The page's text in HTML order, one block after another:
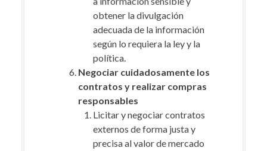
obtener la divulgación
adecuada de la información
según lo requiera la ley y la
política.
Negociar cuidadosamente los
contratos y realizar compras
responsables
Licitar y negociar contratos
externos de forma justa y
precisa al valor de mercado